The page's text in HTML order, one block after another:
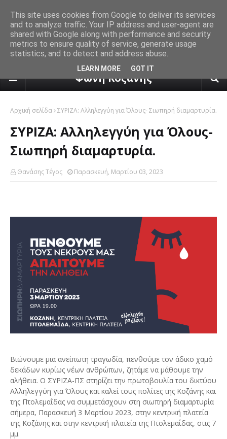
πρόγνωση καιρού από το
Φωνή Κοζάνης
Αρχική σελίδα ΣΥΡΙΖΑ: Αλληλεγγύη για Όλους- Σιωπηρή διαμαρτυρία.
ΣΥΡΙΖΑ: Αλληλεγγύη για Όλους-
Σιωπηρή διαμαρτυρία.
Θανάσης Τέγος Παρασκευή, Μαρτίου 03, 2023
Βιώνουμε μια ανείπωτη τραγωδία, πενθούμε τον άδικο χαμό
δεκάδων κυρίως νέων ανθρώπων, ζητάμε να μάθουμε την
αλήθεια. Ο ΣΥΡΙΖΑ-ΠΣ στηρίζει την πρωτοβουλία του δικτύου
Αλληλεγγύη για Όλους και καλεί τους πολίτες της Κοζάνης και
της Πτολεμαΐδας να συμμετάσχουν στη σιωπηρή διαμαρτυρία
σήμερα, Παρασκευή 3 Μαρτίου 2023, στην κεντρική πλατεία
της Κοζάνης και στην κεντρική πλατεία της Πτολεμαΐδας, στις 7
μμ.
This site uses cookies from Google to deliver its services
and to analyze traffic. Your IP address and user-agent are
shared with Google along with performance and security
metrics to ensure quality of service, generate usage
statistics, and to detect and address abuse.
LEARN MORE GOT IT